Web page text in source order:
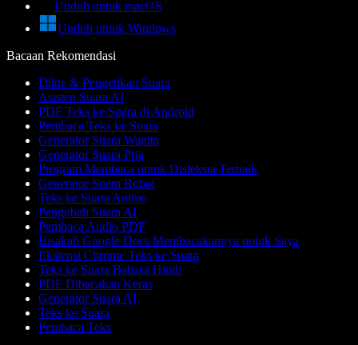
Unduh untuk macOS
Unduh untuk Windows
Bacaan Rekomendasi
Dikte & Pengetikan Suara
Asisten Suara AI
PDF Teks ke Suara di Android
Pembaca Teks ke Suara
Generator Suara Wanita
Generator Suara Pria
Program Membaca untuk Disleksia Terbaik
Generator Suara Robot
Teks ke Suara Anime
Pengubah Suara AI
Pembaca Audio PDF
Bisakah Google Docs Membacakannya untuk Saya
Ekstensi Chrome Teks ke Suara
Teks ke Suara Bahasa Hindi
PDF Dibacakan Keras
Generator Suara AI
Teks ke Suara
Pembaca Teks